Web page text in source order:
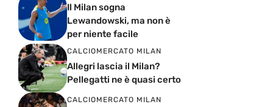
Il Milan sogna
Lewandowski, ma non è
per niente facile
CALCIOMERCATO MILAN
Allegri lascia il Milan?
Pellegatti ne è quasi certo
CALCIOMERCATO MILAN